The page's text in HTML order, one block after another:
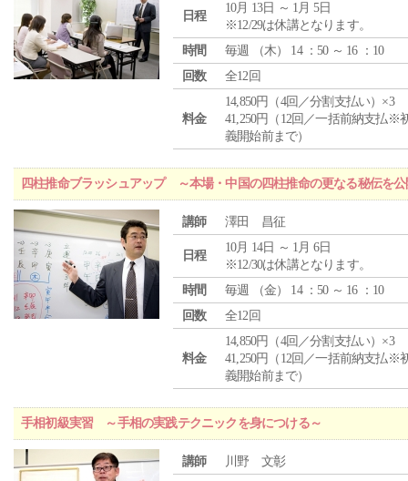
日程
10月 13日 ～ 1月 5日
※12/29は休講となります。
時間
毎週 （木） 14 ：50 ～ 16 ：10
回数
全12回
料金
14,850円（4回／分割支払い）×3
41,250円（12回／一括前納支払※
義開始前まで）
四柱推命ブラッシュアップ ～本場・中国の四柱推命の更なる秘伝を
講師 澤田 昌征
日程
10月 14日 ～ 1月 6日
※12/30は休講となります。
時間
毎週 （金） 14 ：50 ～ 16 ：10
回数
全12回
料金
14,850円（4回／分割支払い）×3
41,250円（12回／一括前納支払※
義開始前まで）
手相初級実習 ～手相の実践テクニックを身につける～
講師
川野 文彰